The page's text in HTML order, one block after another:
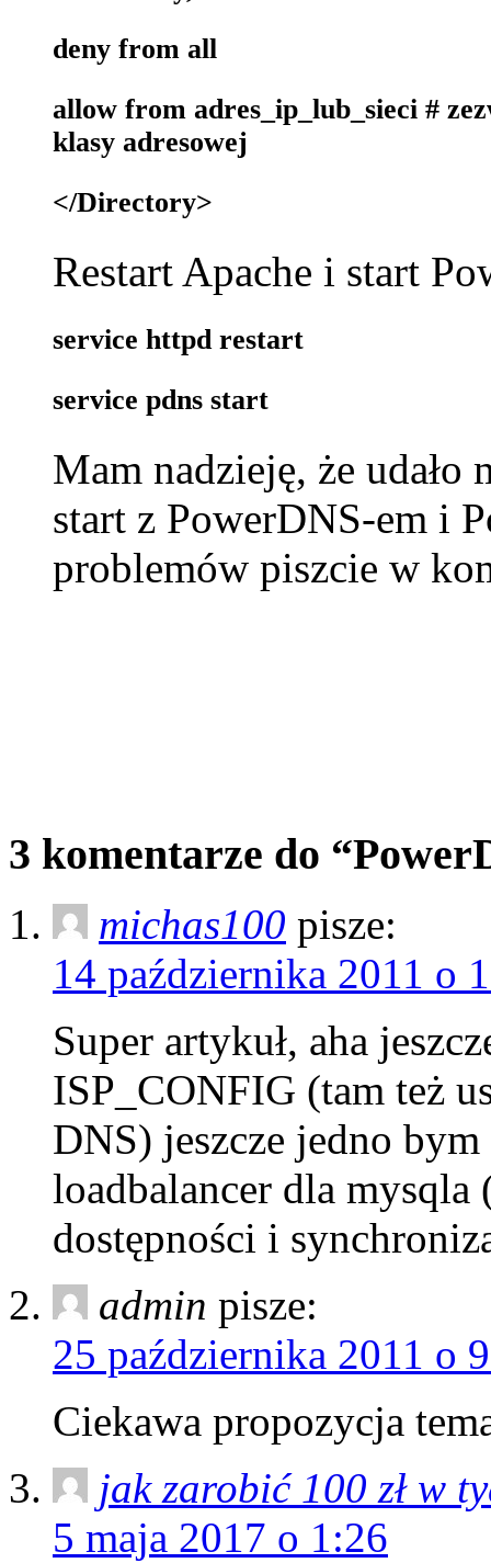
deny from all
allow from adres_ip_lub_sieci #
klasy adresowej
</Directory>
Restart Apache i start
service httpd restart
service pdns start
Mam nadzieję, że udało
start z PowerDNS-em i
problemów piszcie w
3 komentarze do
michas100 pisze:
14 października 2011 o
Super artykuł, aha
ISP_CONFIG (tam też
DNS) jeszcze jedno
loadbalancer dla
dostępności i
admin pisze:
25 października 2011 o
Ciekawa propozycja
jak zarobić 100 zł w
5 maja 2017 o 1:26